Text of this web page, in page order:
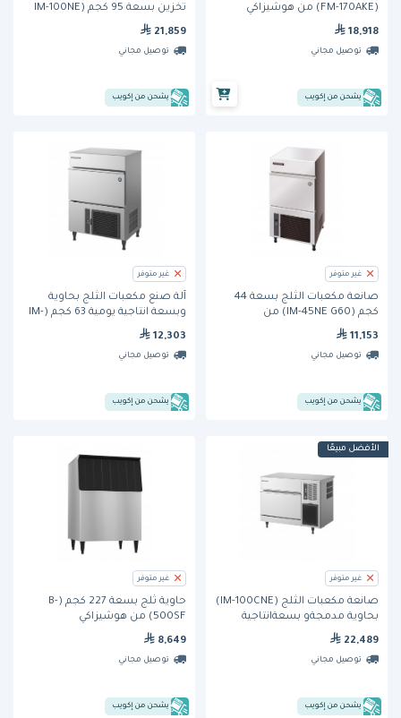
(FM-170AKE) من هوشيزاكي
18,918
توصيل مجاني
يشحن من إكويب
تخزين بسعة 95 كجم (IM-100NE
21,859
توصيل مجاني
يشحن من إكويب
غير متوفر
صانعة مكعبات الثلج بسعة 44
كجم (IM-45NE G60) من
هوشيزاكي
11,153
توصيل مجاني
يشحن من إكويب
غير متوفر
آلة صنع مكعبات الثلج بحاوية
وبسعة انتاجية يومية 63 كجم (IM-
65NE G60) من هوشيزاكي
12,303
توصيل مجاني
يشحن من إكويب
الأفضل مبيعًا
غير متوفر
صانعة مكعبات الثلج (IM-100CNE)
بحاوية مدمجةو بسعةانتاجية
22,489
توصيل مجاني
يشحن من إكويب
غير متوفر
حاوية ثلج بسعة 227 كجم (B-
500SF) من هوشيزاكي
8,649
توصيل مجاني
يشحن من إكويب